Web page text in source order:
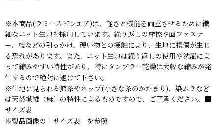
※本商品(ラミースピンエア)は、軽さと機能を両立させるために繊
細なニット生地を採用しています。繰り返しの摩擦や面ファスナ
ー、枝などの引っかけ、硬い物との接触により、生地に損傷が生じ
る恐れがあります。また、ニット生地は繰り返しの使用や洗濯によ
って縮みやすい特性があり、特にタンブラー乾燥は大幅な縮みが発
生するので絶対に避けて下さい。
※生地に見られる節糸やネップ(小さな糸のかたまり)、染ムラなど
は天然繊維（麻）の特性によるものですので、ご了承ください。■
サイズ表
※製品画像の「サイズ表」を参照